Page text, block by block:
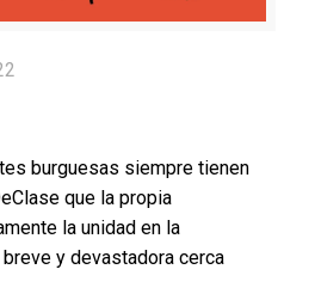
burguesas siempre tienen
que la propia
la unidad en la
y devastadora cerca